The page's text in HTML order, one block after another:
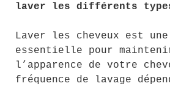
laver les différents
Laver les cheveux est
essentielle pour
l’apparence de votre
fréquence de lavage